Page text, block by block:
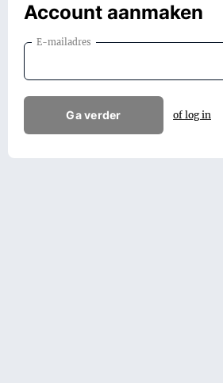
Account aanmaken
E-mailadres
Ga verder of log in